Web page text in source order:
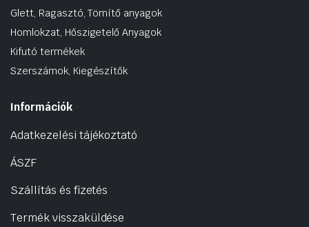
Glett, Ragasztó, Tömítő anyagok
Homlokzat, Hőszigetelő Anyagok
Kifutó termékek
Szerszámok, Kiegészítők
Információk
Adatkezelési tájékoztató
ÁSZF
Szállítás és fizetés
Termék visszaküldése